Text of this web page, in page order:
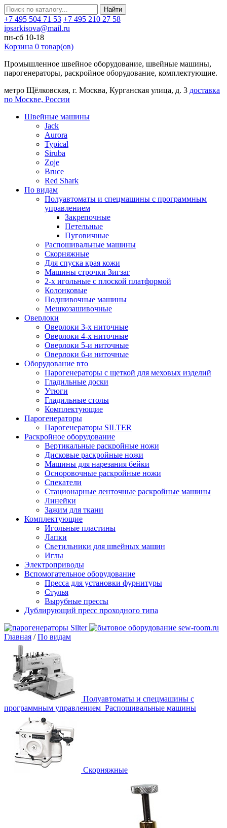
Найти
+7 495 504 71 53 +7 495 210 27 58
ipsarkisova@mail.ru
пн-сб 10-18
Корзина 0 товар(ов)
Промышленное швейное оборудование, швейные машины,
парогенераторы, раскройное оборудование, комплектующие.
метро Щёлковская, г. Москва, Курганская улица, д. 3 доставка
по Москве, России
Швейные машины
Jack
Aurora
Typical
Siruba
Zoje
Bruce
Red Shark
По видам
Полуавтоматы и спецмашины с программным
управлением
Закрепочные
Петельные
Пуговичные
Распошивальные машины
Скорняжные
Для спуска края кожи
Машины строчки Зигзаг
2-х игольные с плоской платформой
Колонковые
Подшивочные машины
Мешкозашивочные
Оверлоки
Оверлоки 3-х ниточные
Оверлоки 4-х ниточные
Оверлоки 5-и ниточные
Оверлоки 6-и ниточные
Оборудование вто
Парогенераторы с щеткой для меховых изделий
Гладильные доски
Утюги
Гладильные столы
Комплектующие
Парогенераторы
Парогенераторы SILTER
Раскройное оборудование
Вертикальные раскройные ножи
Дисковые раскройные ножи
Машины для нарезания бейки
Осноровочные раскройные ножи
Спекатели
Стационарные ленточные раскройные машины
Линейки
Зажим для ткани
Комплектующие
Игольные пластины
Лапки
Светильники для швейных машин
Иглы
Электроприводы
Вспомогательное оборудование
Пресса для установки фурнитуры
Стулья
Вырубные прессы
Дублирующий пресс проходного типа
Главная /По видам
Полуавтоматы и спецмашины с
программным управлением Распошивальные машины
Скорняжные